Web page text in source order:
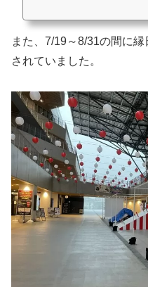
また、7/19～8/31の間に
されていました。